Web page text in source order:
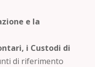
e la
i Custodi di
di riferimento